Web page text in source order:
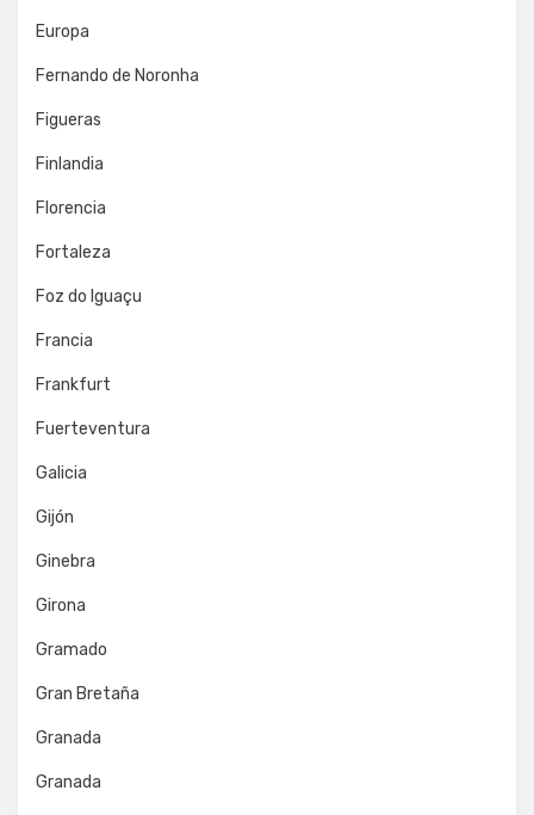
Europa
Fernando de Noronha
Figueras
Finlandia
Florencia
Fortaleza
Foz do Iguaçu
Francia
Frankfurt
Fuerteventura
Galicia
Gijón
Ginebra
Girona
Gramado
Gran Bretaña
Granada
Granada